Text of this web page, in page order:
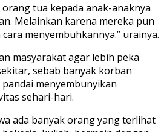
tua kepada anak-anaknya
Melainkan karena mereka pun
menyembuhkannya.” urainya.
masyarakat agar lebih peka
sebab banyak korban
menyembunyikan
sehari-hari.
ada banyak orang yang terlihat